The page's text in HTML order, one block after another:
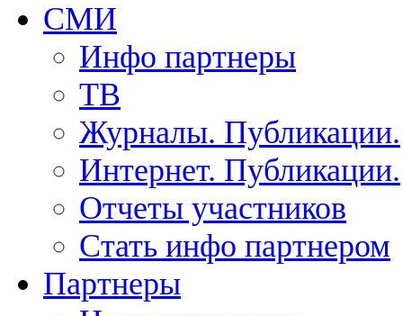
СМИ
Инфо партнеры
ТВ
Журналы. Публикации.
Интернет. Публикации.
Отчеты участников
Стать инфо партнером
Партнеры